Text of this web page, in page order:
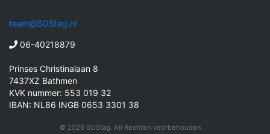
team@SOStag.nl
06-40218879
Prinses Christinalaan 8
7437XZ Bathmen
KVK nummer: 553 019 32
IBAN: NL86 INGB 0653 3301 38
© 2026 SOStag. All Rechten voorbehouden